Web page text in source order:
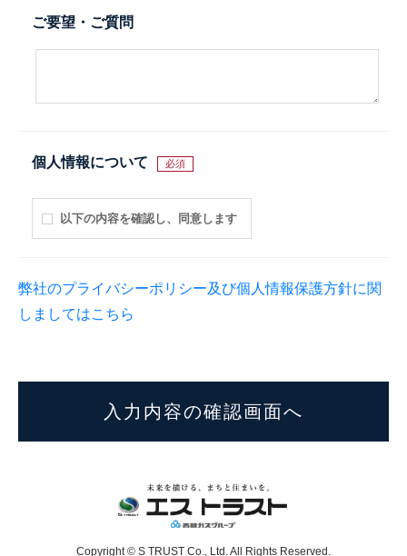
ご要望・ご質問
個人情報について 必須
以下の内容を確認し、同意します
弊社のプライバシーポリシー及び個人情報保護方針に関
しましてはこちら
Copyright © S TRUST Co., Ltd. All Rights Reserved.